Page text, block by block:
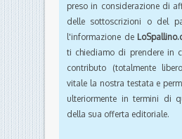
preso in considerazione di
delle sottoscrizioni o del
l'informazione de
ti chiediamo di prendere in
contributo (totalmente
vitale la nostra testata e
ulteriormente in termini di
della sua offerta editoriale.